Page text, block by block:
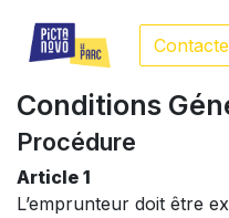
Conditions
Procédure
Article 1
L’emprunteur doit être